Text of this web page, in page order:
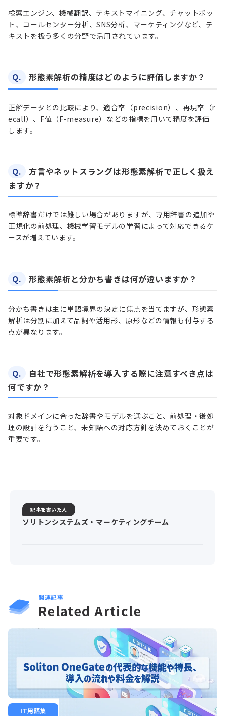
検索エンジン、機械翻訳、テキストマイニング、チャットボッ
ト、コールセンター分析、SNS分析、マーケティングなど、テ
キストを扱う多くの分野で活用されています。
Q. 形態素解析の精度はどのように評価しますか？
正解データとの比較により、適合率（precision）、再現率（r
ecall）、F値（F-measure）などの指標を用いて精度を評価
します。
Q.
方言やネットスラングは形態素解析で正しく扱え
ますか？
標準辞書だけでは難しい場合がありますが、専用辞書の追加や
正規化の前処理、機械学習モデルの学習によって対応できるケ
ースが増えています。
Q. 形態素解析と分かち書きは何が違いますか？
分かち書きは主に単語境界の決定に焦点を当てますが、形態素
解析は分割に加えて品詞や活用形、原形などの情報も付与する
点が異なります。
Q.
自社で形態素解析を導入する際に注意すべき点は
何ですか？
対象ドメインに合った辞書やモデルを選ぶこと、前処理・後処
理の設計を行うこと、未知語への対応方針を決めておくことが
重要です。
記事を書いた人
ソリトンシステムズ・マーケティングチーム
関連記事
Related Article
IT用語集